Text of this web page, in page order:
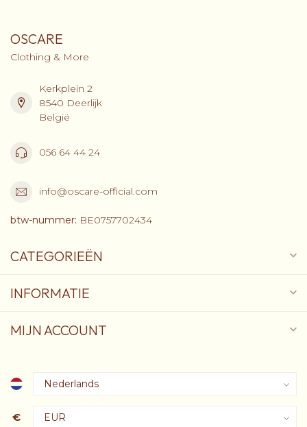
OSCARE
Clothing & More
Kerkplein 2
8540 Deerlijk
België
056 64 44 24
info@oscare-official.com
btw-nummer: BE0757702434
CATEGORIEËN
INFORMATIE
MIJN ACCOUNT
€